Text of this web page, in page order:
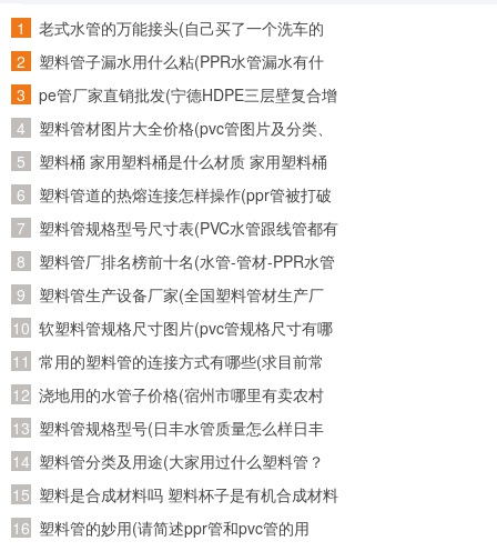
老式水管的万能接头(自己买了一个洗车的
管子，又从网上买了个万能连接头。接了水
龙头上老是往外漏水怎么办)
塑料管子漏水用什么粘(PPR水管漏水有什
么胶可以粘牢)
pe管厂家直销批发(宁德HDPE三层壁复合增
强管批发 诚信为本)
塑料管材图片大全价格(pvc管图片及分类、
发展趋势)
塑料桶 家用塑料桶是什么材质 家用塑料桶
是什么材质的
塑料管道的热熔连接怎样操作(ppr管被打破
用热熔重新连接后还会不会有问题)
塑料管规格型号尺寸表(PVC水管跟线管都有
哪些规格的？)
塑料管厂排名榜前十名(水管-管材-PPR水管
十大品牌榜中榜，2011年管业十大品牌？)
塑料管生产设备厂家(全国塑料管材生产厂
家有哪些知名的)
软塑料管规格尺寸图片(pvc管规格尺寸有哪
几种？主要是直径是多少？)
常用的塑料管的连接方式有哪些(求目前常
用塑料管材的接口方式以及使用范围)
浇地用的水管子价格(宿州市哪里有卖农村
使用灌溉土地的水管，质量如何？大概多少
钱一米？请知道的朋友能告诉我..急急
急、、、)
塑料管规格型号(日丰水管质量怎么样日丰
水管哪个颜色日丰水管多少钱一米)
塑料管分类及用途(大家用过什么塑料管？
PE的？PVC的？PPR的？)
塑料是合成材料吗 塑料杯子是有机合成材料
制成的么
塑料管的妙用(请简述ppr管和pvc管的用